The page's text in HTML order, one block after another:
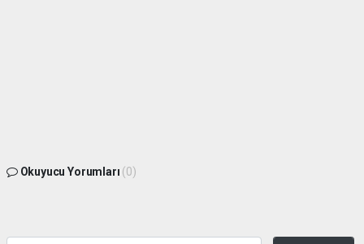
Okuyucu Yorumları (0)